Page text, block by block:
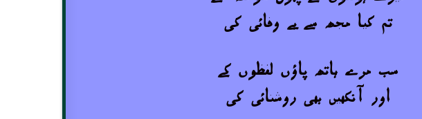
تم کیا مجھ سے بے وفائی کی
سب مرے ہاتھ پاؤں لفظوں کے
اور آنکھیں بھی روشنائی کی